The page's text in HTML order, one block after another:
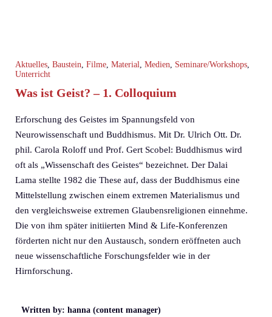
Aktuelles, Baustein, Filme, Material, Medien, Seminare/Workshops,
Unterricht
Was ist Geist? – 1. Colloquium
Erforschung des Geistes im Spannungsfeld von
Neurowissenschaft und Buddhismus. Mit Dr. Ulrich Ott. Dr.
phil. Carola Roloff und Prof. Gert Scobel: Buddhismus wird
oft als „Wissenschaft des Geistes“ bezeichnet. Der Dalai
Lama stellte 1982 die These auf, dass der Buddhismus eine
Mittelstellung zwischen einem extremen Materialismus und
den vergleichsweise extremen Glaubensreligionen einnehme.
Die von ihm später initiierten Mind & Life-Konferenzen
förderten nicht nur den Austausch, sondern eröffneten auch
neue wissenschaftliche Forschungsfelder wie in der
Hirnforschung.
Written by: hanna (content manager)